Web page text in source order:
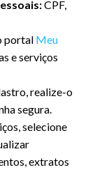
CPF,
portal Meu
e serviços
realize-o
segura.
selecione
extratos